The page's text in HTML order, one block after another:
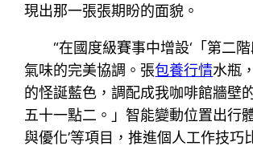
現出那一張張期盼的面貌。
“在國度級賽事中增設‘「第二
氣味的完美協調。張包養行情水瓶
的怪誕藍色，調配成我咖啡館牆壁
五十一點二。」智能變動位置出行
與優化’等項目，推進個人工作技巧